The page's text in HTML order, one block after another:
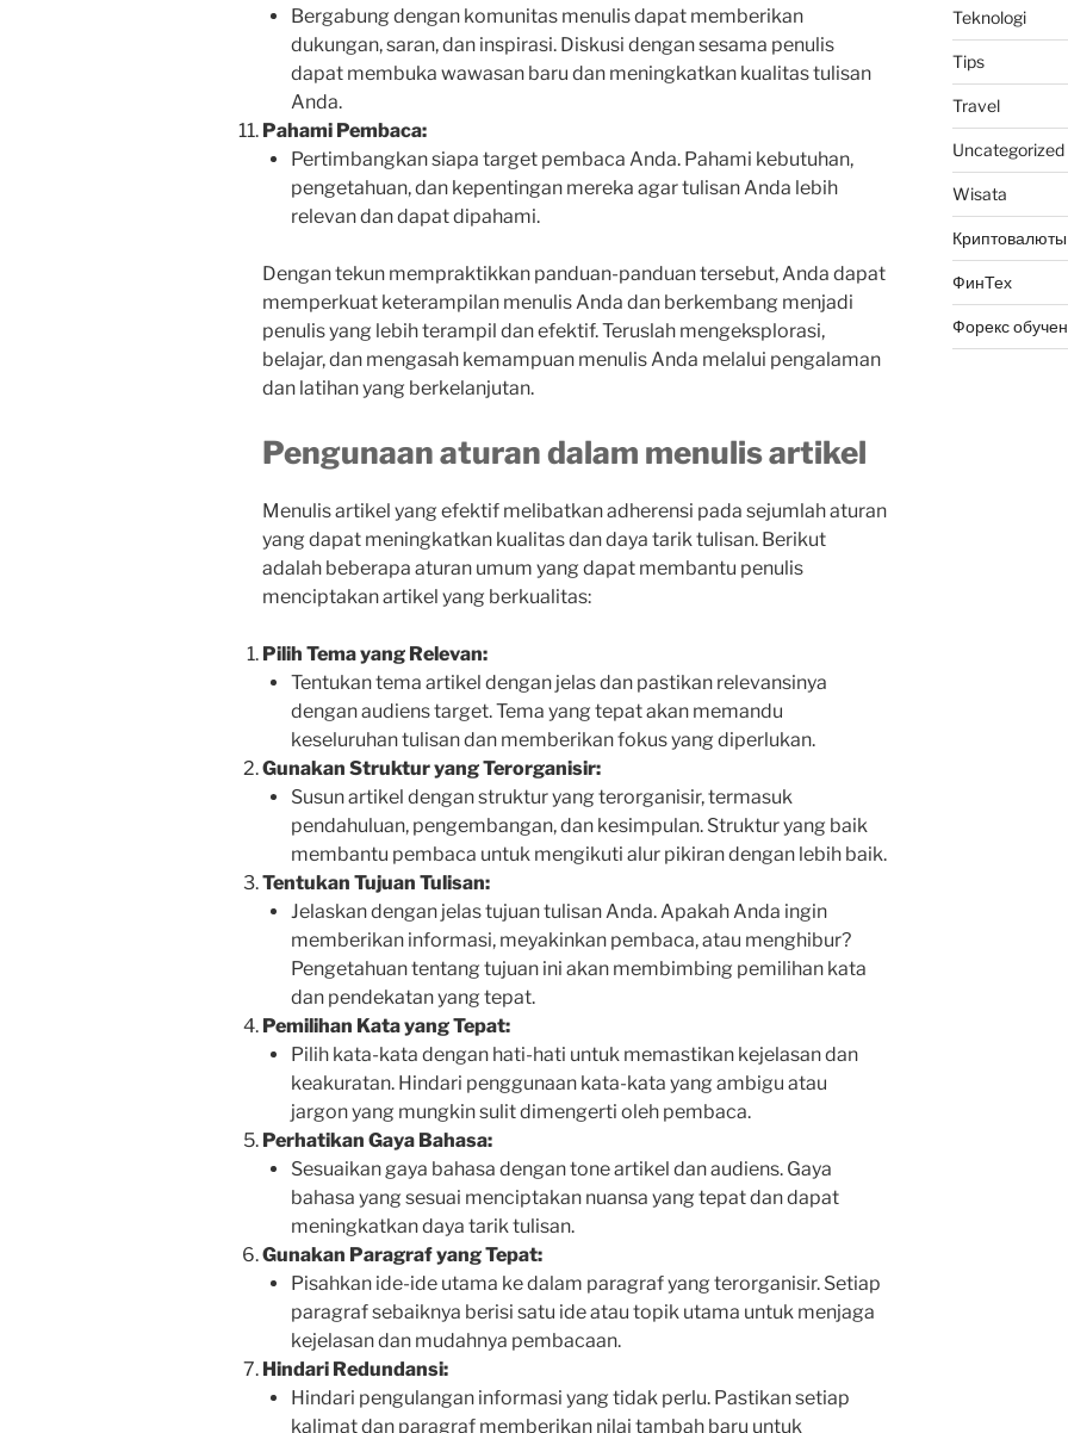
Bergabung dengan komunitas menulis dapat memberikan
dukungan, saran, dan inspirasi. Diskusi dengan sesama penulis
dapat membuka wawasan baru dan meningkatkan kualitas tulisan
Anda.
Pahami Pembaca:
Pertimbangkan siapa target pembaca Anda. Pahami kebutuhan,
pengetahuan, dan kepentingan mereka agar tulisan Anda lebih
relevan dan dapat dipahami.
Dengan tekun mempraktikkan panduan-panduan tersebut, Anda dapat
memperkuat keterampilan menulis Anda dan berkembang menjadi
penulis yang lebih terampil dan efektif. Teruslah mengeksplorasi,
belajar, dan mengasah kemampuan menulis Anda melalui pengalaman
dan latihan yang berkelanjutan.
Pengunaan aturan dalam menulis artikel
Menulis artikel yang efektif melibatkan adherensi pada sejumlah aturan
yang dapat meningkatkan kualitas dan daya tarik tulisan. Berikut
adalah beberapa aturan umum yang dapat membantu penulis
menciptakan artikel yang berkualitas:
Pilih Tema yang Relevan:
Tentukan tema artikel dengan jelas dan pastikan relevansinya
dengan audiens target. Tema yang tepat akan memandu
keseluruhan tulisan dan memberikan fokus yang diperlukan.
Gunakan Struktur yang Terorganisir:
Susun artikel dengan struktur yang terorganisir, termasuk
pendahuluan, pengembangan, dan kesimpulan. Struktur yang baik
membantu pembaca untuk mengikuti alur pikiran dengan lebih baik.
Tentukan Tujuan Tulisan:
Jelaskan dengan jelas tujuan tulisan Anda. Apakah Anda ingin
memberikan informasi, meyakinkan pembaca, atau menghibur?
Pengetahuan tentang tujuan ini akan membimbing pemilihan kata
dan pendekatan yang tepat.
Pemilihan Kata yang Tepat:
Pilih kata-kata dengan hati-hati untuk memastikan kejelasan dan
keakuratan. Hindari penggunaan kata-kata yang ambigu atau
jargon yang mungkin sulit dimengerti oleh pembaca.
Perhatikan Gaya Bahasa:
Sesuaikan gaya bahasa dengan tone artikel dan audiens. Gaya
bahasa yang sesuai menciptakan nuansa yang tepat dan dapat
meningkatkan daya tarik tulisan.
Gunakan Paragraf yang Tepat:
Pisahkan ide-ide utama ke dalam paragraf yang terorganisir. Setiap
paragraf sebaiknya berisi satu ide atau topik utama untuk menjaga
kejelasan dan mudahnya pembacaan.
Hindari Redundansi:
Hindari pengulangan informasi yang tidak perlu. Pastikan setiap
kalimat dan paragraf memberikan nilai tambah baru untuk
Teknologi
Tips
Travel
Uncategorized
Wisata
Криптовалюты
ФинТех
Форекс